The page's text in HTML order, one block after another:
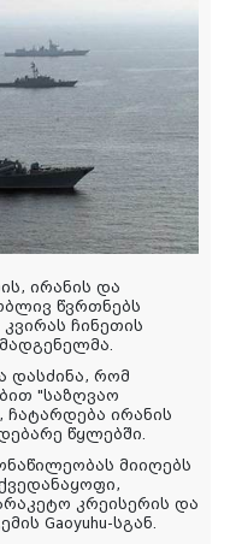
ირანის და
წვრთნებს
ჩინეთის
დასძინა, რომ
"საზღვაო
ირანის
წყლებში.
მიიღებს
კრეისერის და
Gaoyuhu-სგან.